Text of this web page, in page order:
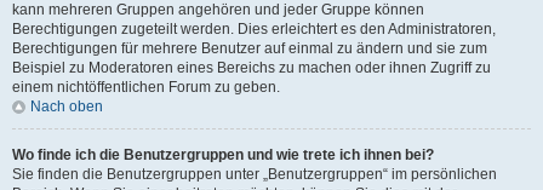
kann mehreren Gruppen angehören und jeder Gruppe können
Berechtigungen zugeteilt werden. Dies erleichtert es den Administratoren,
Berechtigungen für mehrere Benutzer auf einmal zu ändern und sie zum
Beispiel zu Moderatoren eines Bereichs zu machen oder ihnen Zugriff zu
einem nichtöffentlichen Forum zu geben.
Nach oben
Wo finde ich die Benutzergruppen und wie trete ich ihnen bei?
Sie finden die Benutzergruppen unter „Benutzergruppen“ im persönlichen